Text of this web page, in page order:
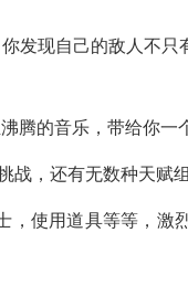
现自己的敌人不
腾的音乐，带给你一
，还有无数种天赋
使用道具等等，激